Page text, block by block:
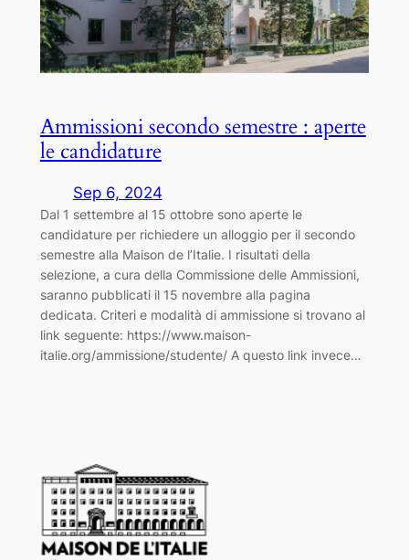
Ammissioni secondo semestre : aperte
le candidature
Sep 6, 2024
Dal 1 settembre al 15 ottobre sono aperte le
candidature per richiedere un alloggio per il secondo
semestre alla Maison de l’Italie. I risultati della
selezione, a cura della Commissione delle Ammissioni,
saranno pubblicati il 15 novembre alla pagina
dedicata. Criteri e modalità di ammissione si trovano al
link seguente: https://www.maison-
italie.org/ammissione/studente/ A questo link invece…